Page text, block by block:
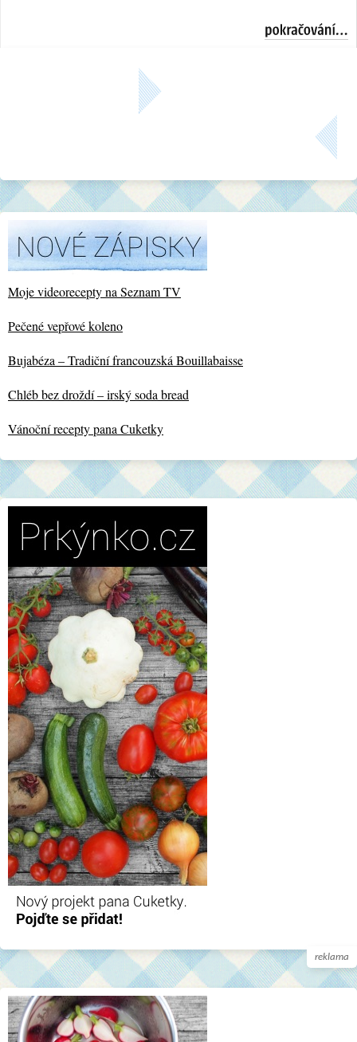
Moje videorecepty na Seznam TV
Pečené vepřové koleno
Bujabéza – Tradiční francouzská Bouillabaisse
Chléb bez droždí – irský soda bread
Vánoční recepty pana Cuketky
reklama